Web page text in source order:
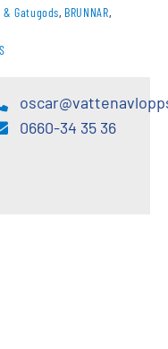
Gatugods, BRUNNAR,
0660-34 35 36